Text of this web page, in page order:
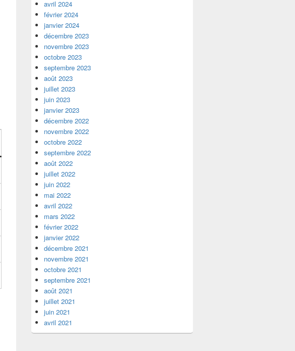
avril 2024
février 2024
janvier 2024
décembre 2023
novembre 2023
octobre 2023
septembre 2023
août 2023
juillet 2023
juin 2023
janvier 2023
décembre 2022
novembre 2022
octobre 2022
septembre 2022
août 2022
juillet 2022
juin 2022
mai 2022
avril 2022
mars 2022
février 2022
janvier 2022
décembre 2021
novembre 2021
octobre 2021
septembre 2021
août 2021
juillet 2021
juin 2021
avril 2021